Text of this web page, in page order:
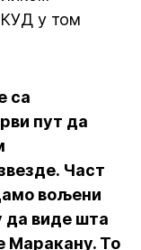
КУД у том
са
пут да
Част
вољени
да виде шта
Маракану. То